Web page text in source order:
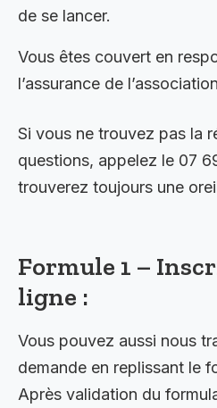
de se lancer.
Vous êtes couvert en
l’assurance de
Si vous ne trouvez pas la
questions, appelez le 07
trouverez toujours une
Formule 1 –
ligne :
Vous pouvez aussi nous
demande en replissant le
Après validation du